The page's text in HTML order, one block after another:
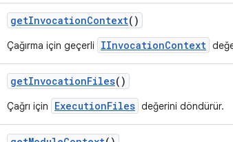
getInvocationContext()
Çağırma için geçerli IInvocationContext
getInvocationFiles()
Çağrı için ExecutionFiles değerini döndürür.